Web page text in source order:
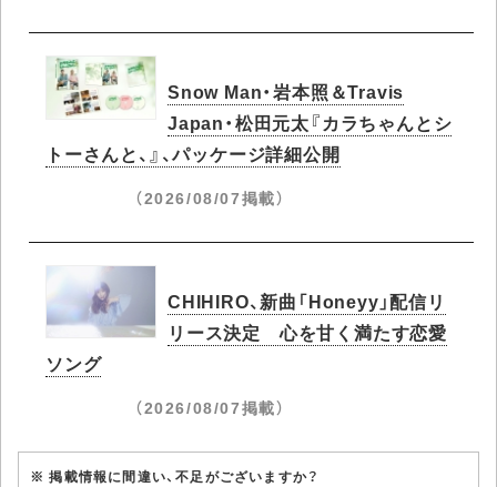
Snow Man・岩本照＆Travis
Japan・松田元太『カラちゃんとシ
トーさんと、』、パッケージ詳細公開
（2026/08/07掲載）
CHIHIRO、新曲「Honeyy」配信リ
リース決定 心を甘く満たす恋愛
ソング
（2026/08/07掲載）
※ 掲載情報に間違い、不足がございますか？